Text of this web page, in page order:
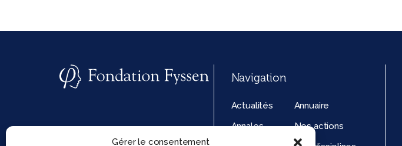
Gérer le consentement
Navigation
Actualités
Annuaire
Annales
Nos actions